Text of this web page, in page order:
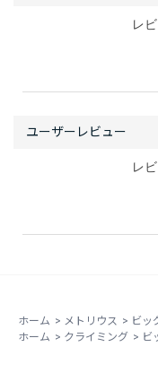
レ
レ
ホーム > メトリウス > ビッ
ホーム > クライミング > ビ